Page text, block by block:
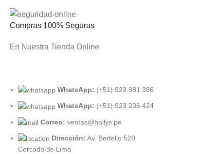
Compras 100% Seguras
En Nuestra Tienda Online
WhatsApp: (+51) 923 381 396
WhatsApp: (+51) 923 236 424
Correo: ventas@hallys.pe
Dirección: Av. Bertello 520
Cercado de Lima